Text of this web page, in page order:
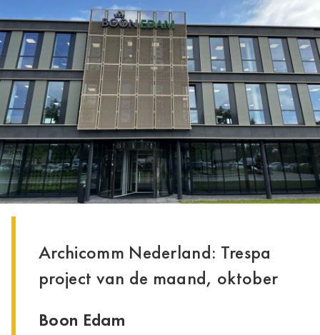
Archicomm Nederland: Trespa
project van de maand, oktober
Boon Edam